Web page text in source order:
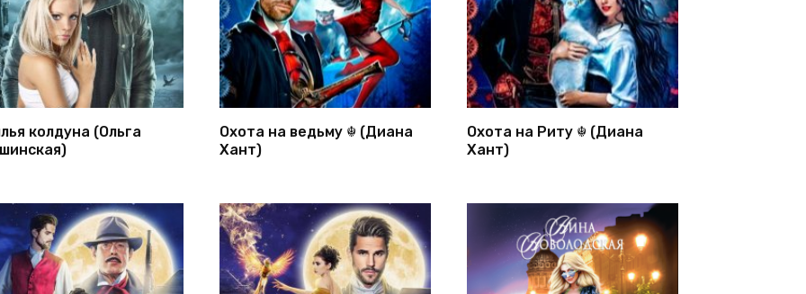
колдуна (Ольга
Охота на ведьму ☬ (Диана
Хант)
Охота на Риту ☬ (Диана
Хант)